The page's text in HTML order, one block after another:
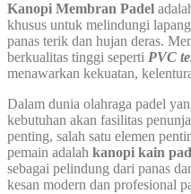
Kanopi Membran Padel
khusus untuk melindungi
panas terik dan hujan deras.
berkualitas tinggi seperti PVC
menawarkan kekuatan,
Dalam dunia olahraga padel
kebutuhan akan fasilitas
penting, salah satu elemen
pemain adalah kanopi kain
sebagai pelindung dari panas
kesan modern dan profesional